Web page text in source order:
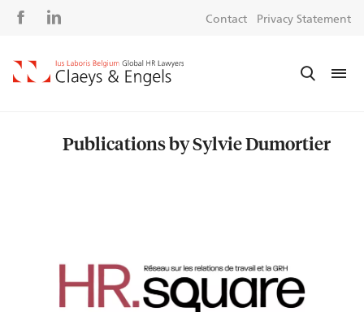
Social
Contact Privacy Statement
Publications by Sylvie Dumortier